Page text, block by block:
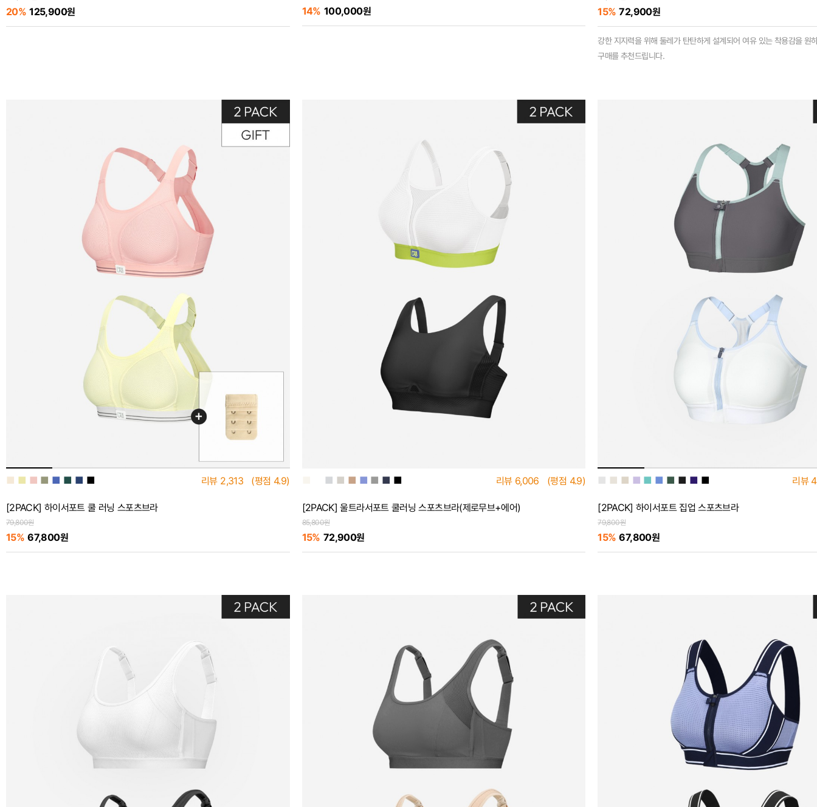
20% 125,900원 14% 100,000원 15% 72,900원
강한 지지력을 위해 둘레가 탄탄하게 설계되어 여유 있는 착용감을 원
구매를 추천드립니다.
■ ■ ■ ■ ■ ■ ■ ■ 리뷰 2,313 (평점 4.9)
[2PACK] 하이서포트 쿨 러닝 스포츠브라
79,800원
15% 67,800원
■ ■ ■ ■ ■ ■ ■ 리뷰 6,006 (평점 4.9)
[2PACK] 울트라서포트 쿨러닝 스포츠브라(제로무브+에어)
85,800원
15% 72,900원
■ ■ ■ ■ ■ ■ ■ ■ ■ ■ 리뷰
[2PACK] 하이서포트 집업 스포츠브라
79,800원
15% 67,800원